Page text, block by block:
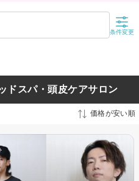
条件変更
ドスパ・頭皮ケアサロン
価格が安い順